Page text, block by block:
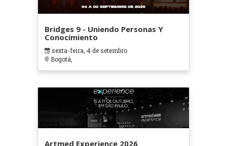
Bridges 9 - Uniendo Personas Y
Conocimiento
sexta-feira, 4 de setembro
Bogotá,
Artmed Experience 2026